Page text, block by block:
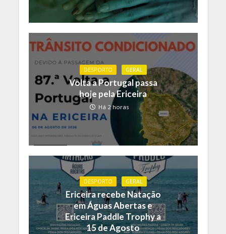
DESPORTO GERAL
Volta a Portugal passa
hoje pela Ericeira
Há 2 horas
DESPORTO GERAL
Ericeira recebe Natação
em Águas Abertas e
Ericeira Paddle Trophy a
15 de Agosto